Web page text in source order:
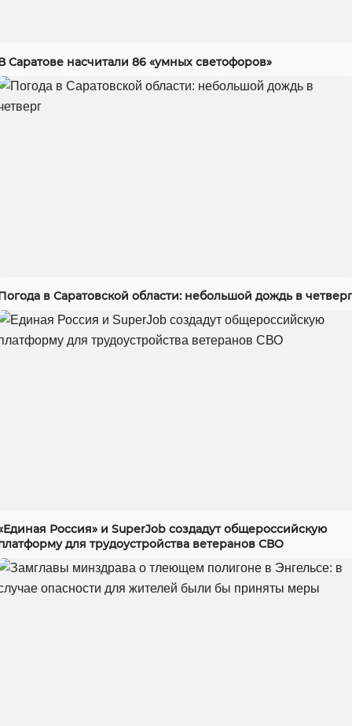
Саратове насчитали 86 «умных светофоров»
в Саратовской области: небольшой дождь в четверг
Россия» и SuperJob создадут общероссийскую
для трудоустройства ветеранов СВО